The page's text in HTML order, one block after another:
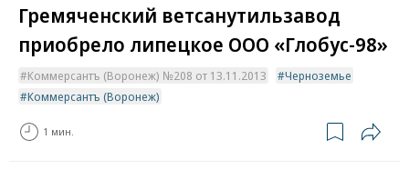
Гремяченский ветсанутильзавод
приобрело липецкое ООО «Глобус-98»
Коммерсантъ (Воронеж) №208 от 13.11.2013
Черноземье
Коммерсантъ (Воронеж)
1 мин.